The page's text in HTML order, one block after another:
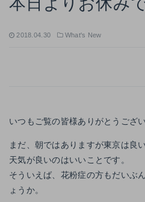
2018.04.30 What's New
いつもご覧の皆様ありがとうござい
まだ、朝ではありますが東京は良
天気が良いのはいいことです。
そういえば、花粉症の方もだいぶ
ょうか。